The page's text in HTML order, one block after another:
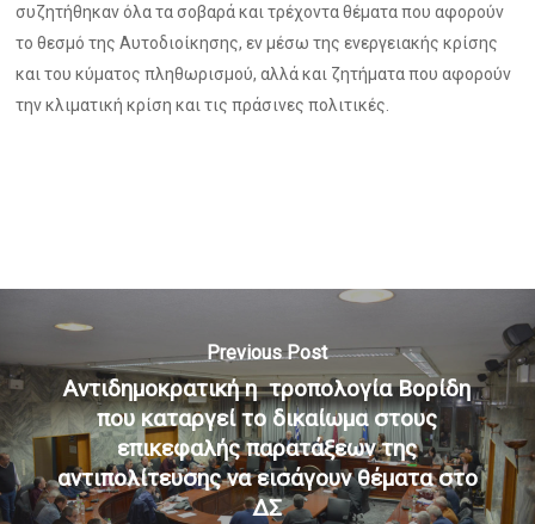
συζητήθηκαν όλα τα σοβαρά και τρέχοντα θέματα που αφορούν
το θεσμό της Αυτοδιοίκησης, εν μέσω της ενεργειακής κρίσης
και του κύματος πληθωρισμού, αλλά και ζητήματα που αφορούν
την κλιματική κρίση και τις πράσινες πολιτικές.
Previous Post
Αντιδημοκρατική η τροπολογία Βορίδη
που καταργεί το δικαίωμα στους
επικεφαλής παρατάξεων της
αντιπολίτευσης να εισάγουν θέματα στο
ΔΣ